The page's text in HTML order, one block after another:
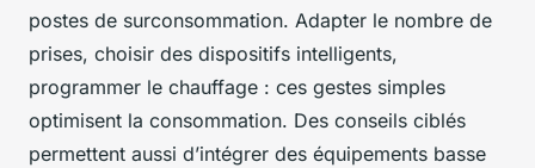
postes de surconsommation. Adapter le nombre de
prises, choisir des dispositifs intelligents,
programmer le chauffage : ces gestes simples
optimisent la consommation. Des conseils ciblés
permettent aussi d’intégrer des équipements basse